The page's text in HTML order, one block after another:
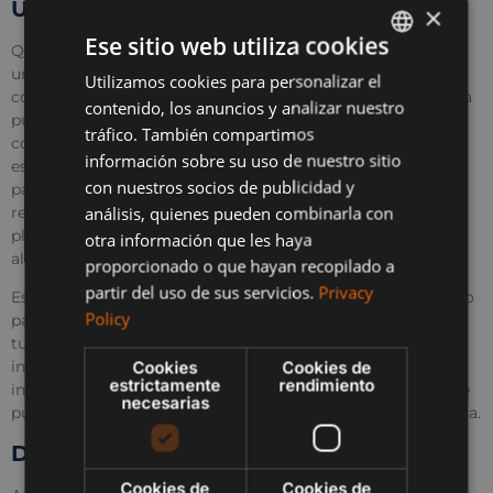
Una nueva identidad turística
Quizá lo más emocionante sea la oportunidad de construir
una identidad turística más fuerte e integrada para la
comarca. Alcaidesa ya no es sólo «cerca de Gibraltar». Ahora
puede considerarse parte de una experiencia costera
compartida que mezcla el patrimonio, la naturaleza y el
estilo de vida de ambos territorios. Los visitantes podrían
pasar la mañana explorando los lugares históricos y las
reservas naturales de Gibraltar, seguida de una tarde en las
playas o campos de golf de Alcaidesa y una cena con vistas
al Mediterráneo.
Este potencial de experiencias compartidas allana el camino
para nuevos tipos de itinerarios, acontecimientos y ofertas
turísticas. Desde festivales culturales en colaboración hasta
iniciativas conjuntas de ecoturismo y paquetes turísticos
integrados, Alcaidesa está idealmente situada para servir de
puerta de entrada entre Gibraltar y el resto del sur de España.
De cara al futuro
ENGLISH
SPANISH
FRENCH
×
Ese sitio web utiliza cookies
Utilizamos cookies para personalizar el
contenido, los anuncios y analizar nuestro
tráfico. También compartimos
información sobre su uso de nuestro sitio
con nuestros socios de publicidad y
análisis, quienes pueden combinarla con
otra información que les haya
proporcionado o que hayan recopilado a
partir del uso de sus servicios. Privacy
Policy
Cookies
estrictamente
necesarias
Cookies de
rendimiento
Cookies de
Cookies de